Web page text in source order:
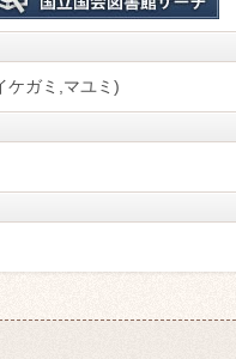
ケガミ,マユミ)